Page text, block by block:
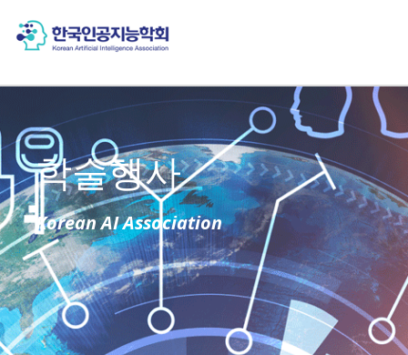
학술행사
Korean AI Association